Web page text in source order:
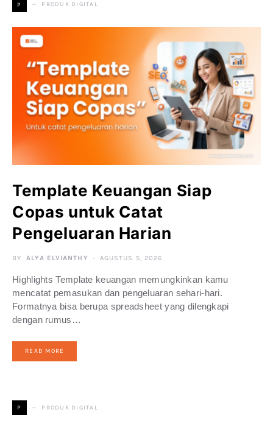
P PRODUK DIGITAL
Template Keuangan Siap
Copas untuk Catat
Pengeluaran Harian
BY ALYA ELVIANTHY AGUSTUS 5, 2026
Highlights Template keuangan memungkinkan kamu
mencatat pemasukan dan pengeluaran sehari-hari.
Formatnya bisa berupa spreadsheet yang dilengkapi
dengan rumus…
READ MORE
P PRODUK DIGITAL